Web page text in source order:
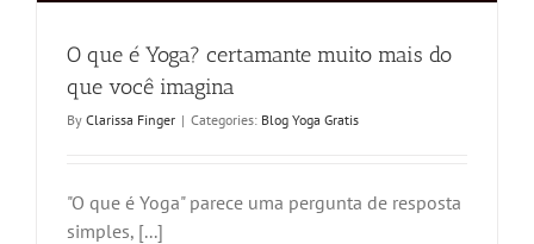
O que é Yoga? certamante muito mais do
que você imagina
By Clarissa Finger | Categories: Blog Yoga Gratis
"O que é Yoga" parece uma pergunta de resposta
simples, [...]